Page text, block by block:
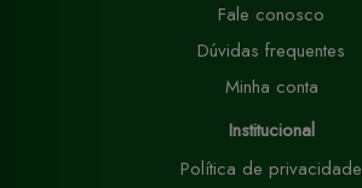
Fale conosco
Dúvidas frequentes
Minha conta
Institucional
Política de privacidade